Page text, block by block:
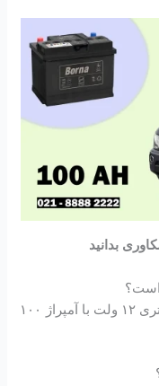
بدانید
است؟
رنج‌روور روی مدل ووگ اتوبیوگرافی از باتری ۱۲ ولت با آمپراژ ۱۰۰